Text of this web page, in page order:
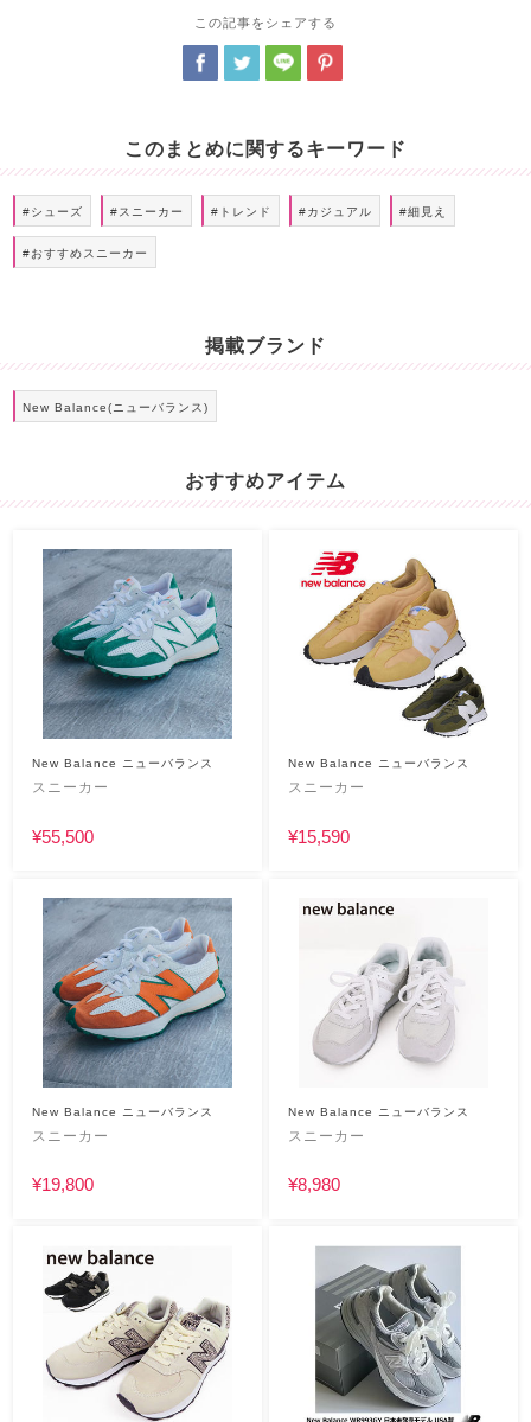
この記事をシェアする
このまとめに関するキーワード
#シューズ #スニーカー #トレンド #カジュアル #細見え
#おすすめスニーカー
掲載ブランド
New Balance(ニューバランス)
おすすめアイテム
New Balance ニューバランス
スニーカー
¥55,500
New Balance ニューバランス
スニーカー
¥15,590
New Balance ニューバランス
スニーカー
¥19,800
New Balance ニューバランス
スニーカー
¥8,980